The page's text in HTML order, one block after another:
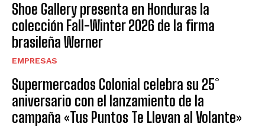
Shoe Gallery presenta en Honduras la
colección Fall-Winter 2026 de la firma
brasileña Werner
EMPRESAS
Supermercados Colonial celebra su 25°
aniversario con el lanzamiento de la
campaña «Tus Puntos Te Llevan al Volante»